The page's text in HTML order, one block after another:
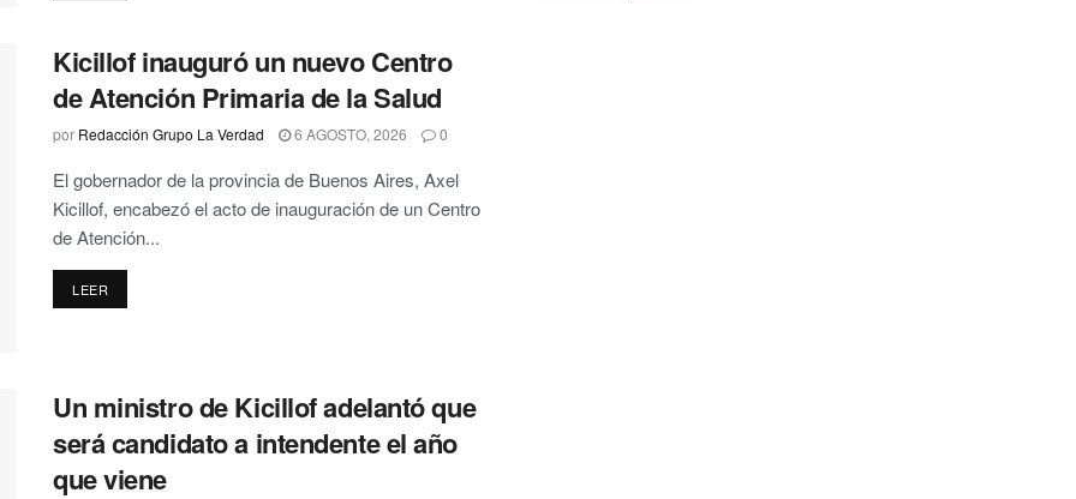
Kicillof inauguró un nuevo Centro
de Atención Primaria de la Salud
por Redacción Grupo La Verdad 6 AGOSTO, 2026 0
El gobernador de la provincia de Buenos Aires, Axel
Kicillof, encabezó el acto de inauguración de un Centro
de Atención...
LEER
Un ministro de Kicillof adelantó que
será candidato a intendente el año
que viene